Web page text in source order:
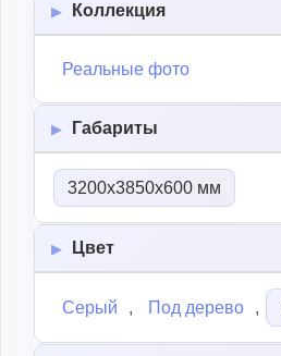
Коллекция
Реальные фото
Габариты
3200х3850х600 мм
Цвет
Серый , Под дерево ,